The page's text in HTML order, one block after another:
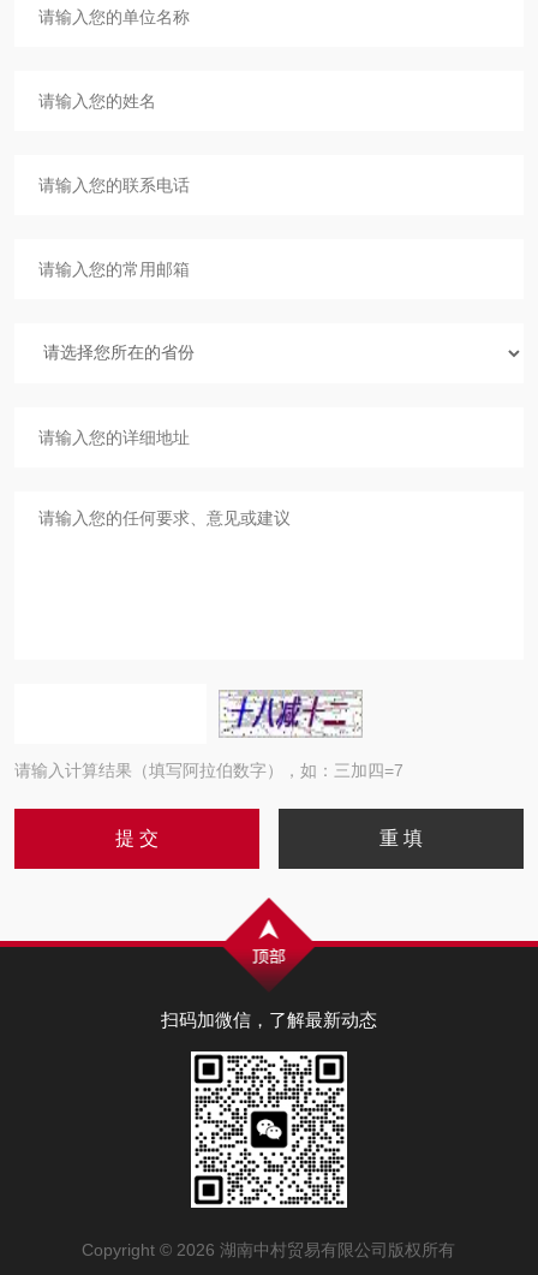
请输入计算结果（填写阿拉伯数字），如：三加四=7
扫码加微信，了解最新动态
Copyright © 2026 湖南中村贸易有限公司版权所有